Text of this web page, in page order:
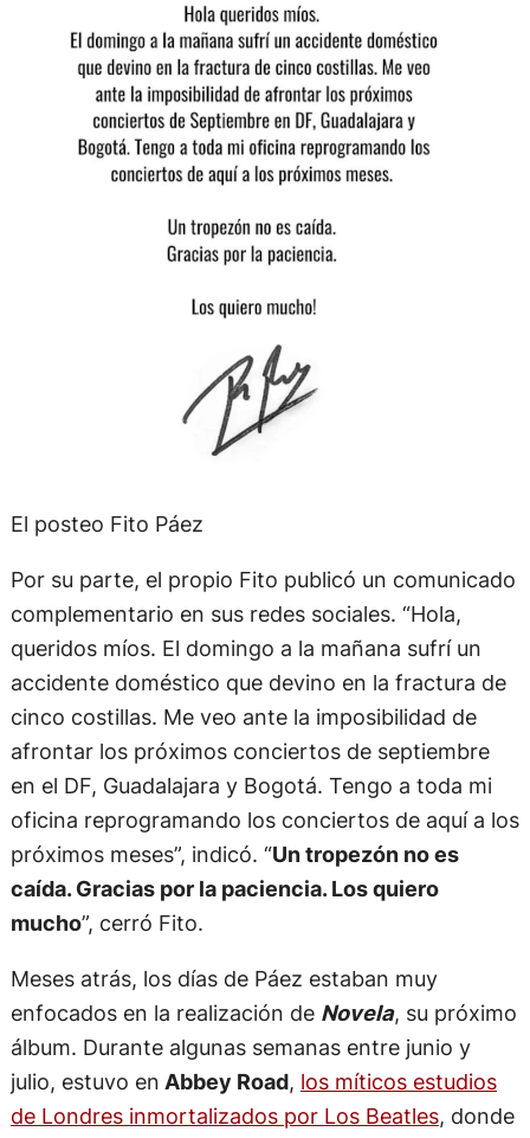
El posteo Fito Páez
Por su parte, el propio Fito publicó un comunicado
complementario en sus redes sociales. “Hola,
queridos míos. El domingo a la mañana sufrí un
accidente doméstico que devino en la fractura de
cinco costillas. Me veo ante la imposibilidad de
afrontar los próximos conciertos de septiembre
en el DF, Guadalajara y Bogotá. Tengo a toda mi
oficina reprogramando los conciertos de aquí a los
próximos meses”, indicó. “Un tropezón no es
caída. Gracias por la paciencia. Los quiero
mucho”, cerró Fito.
Meses atrás, los días de Páez estaban muy
enfocados en la realización de Novela, su próximo
álbum. Durante algunas semanas entre junio y
julio, estuvo en Abbey Road, los míticos estudios
de Londres inmortalizados por Los Beatles, donde